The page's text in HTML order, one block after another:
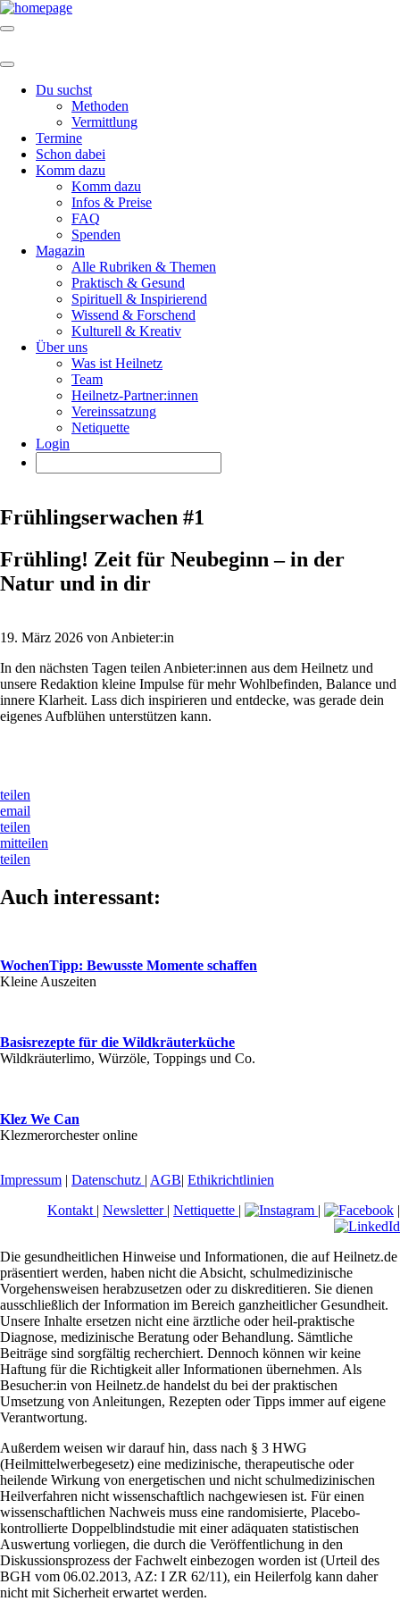
Du suchst
Methoden
Vermittlung
Termine
Schon dabei
Komm dazu
Komm dazu
Infos & Preise
FAQ
Spenden
Magazin
Alle Rubriken & Themen
Praktisch & Gesund
Spirituell & Inspirierend
Wissend & Forschend
Kulturell & Kreativ
Über uns
Was ist Heilnetz
Team
Heilnetz-Partner:innen
Vereinssatzung
Netiquette
Login
Frühlingserwachen #1
Frühling! Zeit für Neubeginn – in der
Natur und in dir
19. März 2026 von Anbieter:in
In den nächsten Tagen teilen Anbieter:innen aus dem Heilnetz und
unsere Redaktion kleine Impulse für mehr Wohlbefinden, Balance und
innere Klarheit. Lass dich inspirieren und entdecke, was gerade dein
eigenes Aufblühen unterstützen kann.
teilen
email
teilen
mitteilen
teilen
Auch interessant:
WochenTipp: Bewusste Momente schaffen
Kleine Auszeiten
Basisrezepte für die Wildkräuterküche
Wildkräuterlimo, Würzöle, Toppings und Co.
Klez We Can
Klezmerorchester online
Impressum | Datenschutz | AGB| Ethikrichtlinien
Kontakt | Newsletter | Nettiquette | | |
Die gesundheitlichen Hinweise und Informationen, die auf Heilnetz.de
präsentiert werden, haben nicht die Absicht, schulmedizinische
Vorgehensweisen herabzusetzen oder zu diskreditieren. Sie dienen
ausschließlich der Information im Bereich ganzheitlicher Gesundheit.
Unsere Inhalte ersetzen nicht eine ärztliche oder heil-praktische
Diagnose, medizinische Beratung oder Behandlung. Sämtliche
Beiträge sind sorgfältig recherchiert. Dennoch können wir keine
Haftung für die Richtigkeit aller Informationen übernehmen. Als
Besucher:in von Heilnetz.de handelst du bei der praktischen
Umsetzung von Anleitungen, Rezepten oder Tipps immer auf eigene
Verantwortung.
Außerdem weisen wir darauf hin, dass nach § 3 HWG
(Heilmittelwerbegesetz) eine medizinische, therapeutische oder
heilende Wirkung von energetischen und nicht schulmedizinischen
Heilverfahren nicht wissenschaftlich nachgewiesen ist. Für einen
wissenschaftlichen Nachweis muss eine randomisierte, Placebo-
kontrollierte Doppelblindstudie mit einer adäquaten statistischen
Auswertung vorliegen, die durch die Veröffentlichung in den
Diskussionsprozess der Fachwelt einbezogen worden ist (Urteil des
BGH vom 06.02.2013, AZ: I ZR 62/11), ein Heilerfolg kann daher
nicht mit Sicherheit erwartet werden.